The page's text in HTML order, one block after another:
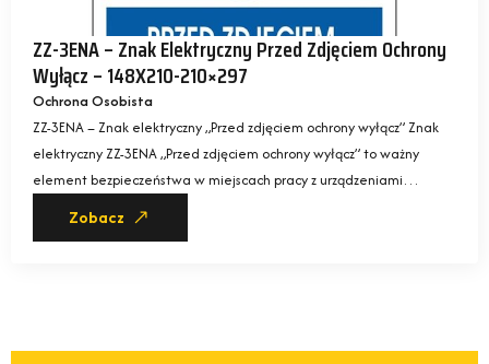
ZZ-3ENA – Znak Elektryczny Przed Zdjęciem Ochrony
Wyłącz – 148X210-210×297
Ochrona Osobista
ZZ-3ENA – Znak elektryczny „Przed zdjęciem ochrony wyłącz” Znak
elektryczny ZZ-3ENA „Przed zdjęciem ochrony wyłącz” to ważny
element bezpieczeństwa w miejscach pracy z urządzeniami…
Zobacz